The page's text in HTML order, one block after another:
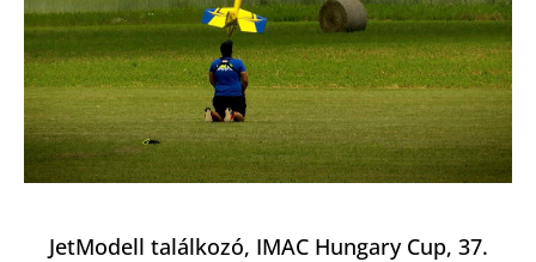
JetModell találkozó, IMAC Hungary Cup, 37.